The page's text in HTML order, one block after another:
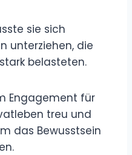
sie sich
unterziehen, die
belasteten.
Engagement für
treu und
das Bewusstsein